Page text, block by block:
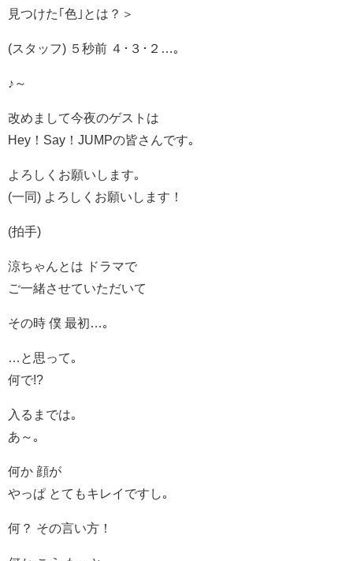
見つけた｢色｣とは？＞
(スタッフ) ５秒前 ４･３･２…｡
♪～
改めまして今夜のゲストは
Hey！Say！JUMPの皆さんです｡
よろしくお願いします｡
(一同) よろしくお願いします！
(拍手)
涼ちゃんとは ドラマで
ご一緒させていただいて
その時 僕 最初…｡
…と思って｡
何で!?
入るまでは｡
あ～｡
何か 顔が
やっぱ とてもキレイですし｡
何？ その言い方！